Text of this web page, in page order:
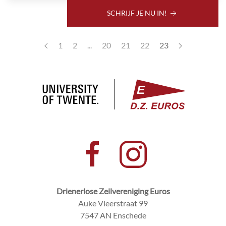
SCHRIJF JE NU IN!
1 2 ... 20 21 22 23
Drienerlose Zeilvereniging Euros
Auke Vleerstraat 99
7547 AN Enschede